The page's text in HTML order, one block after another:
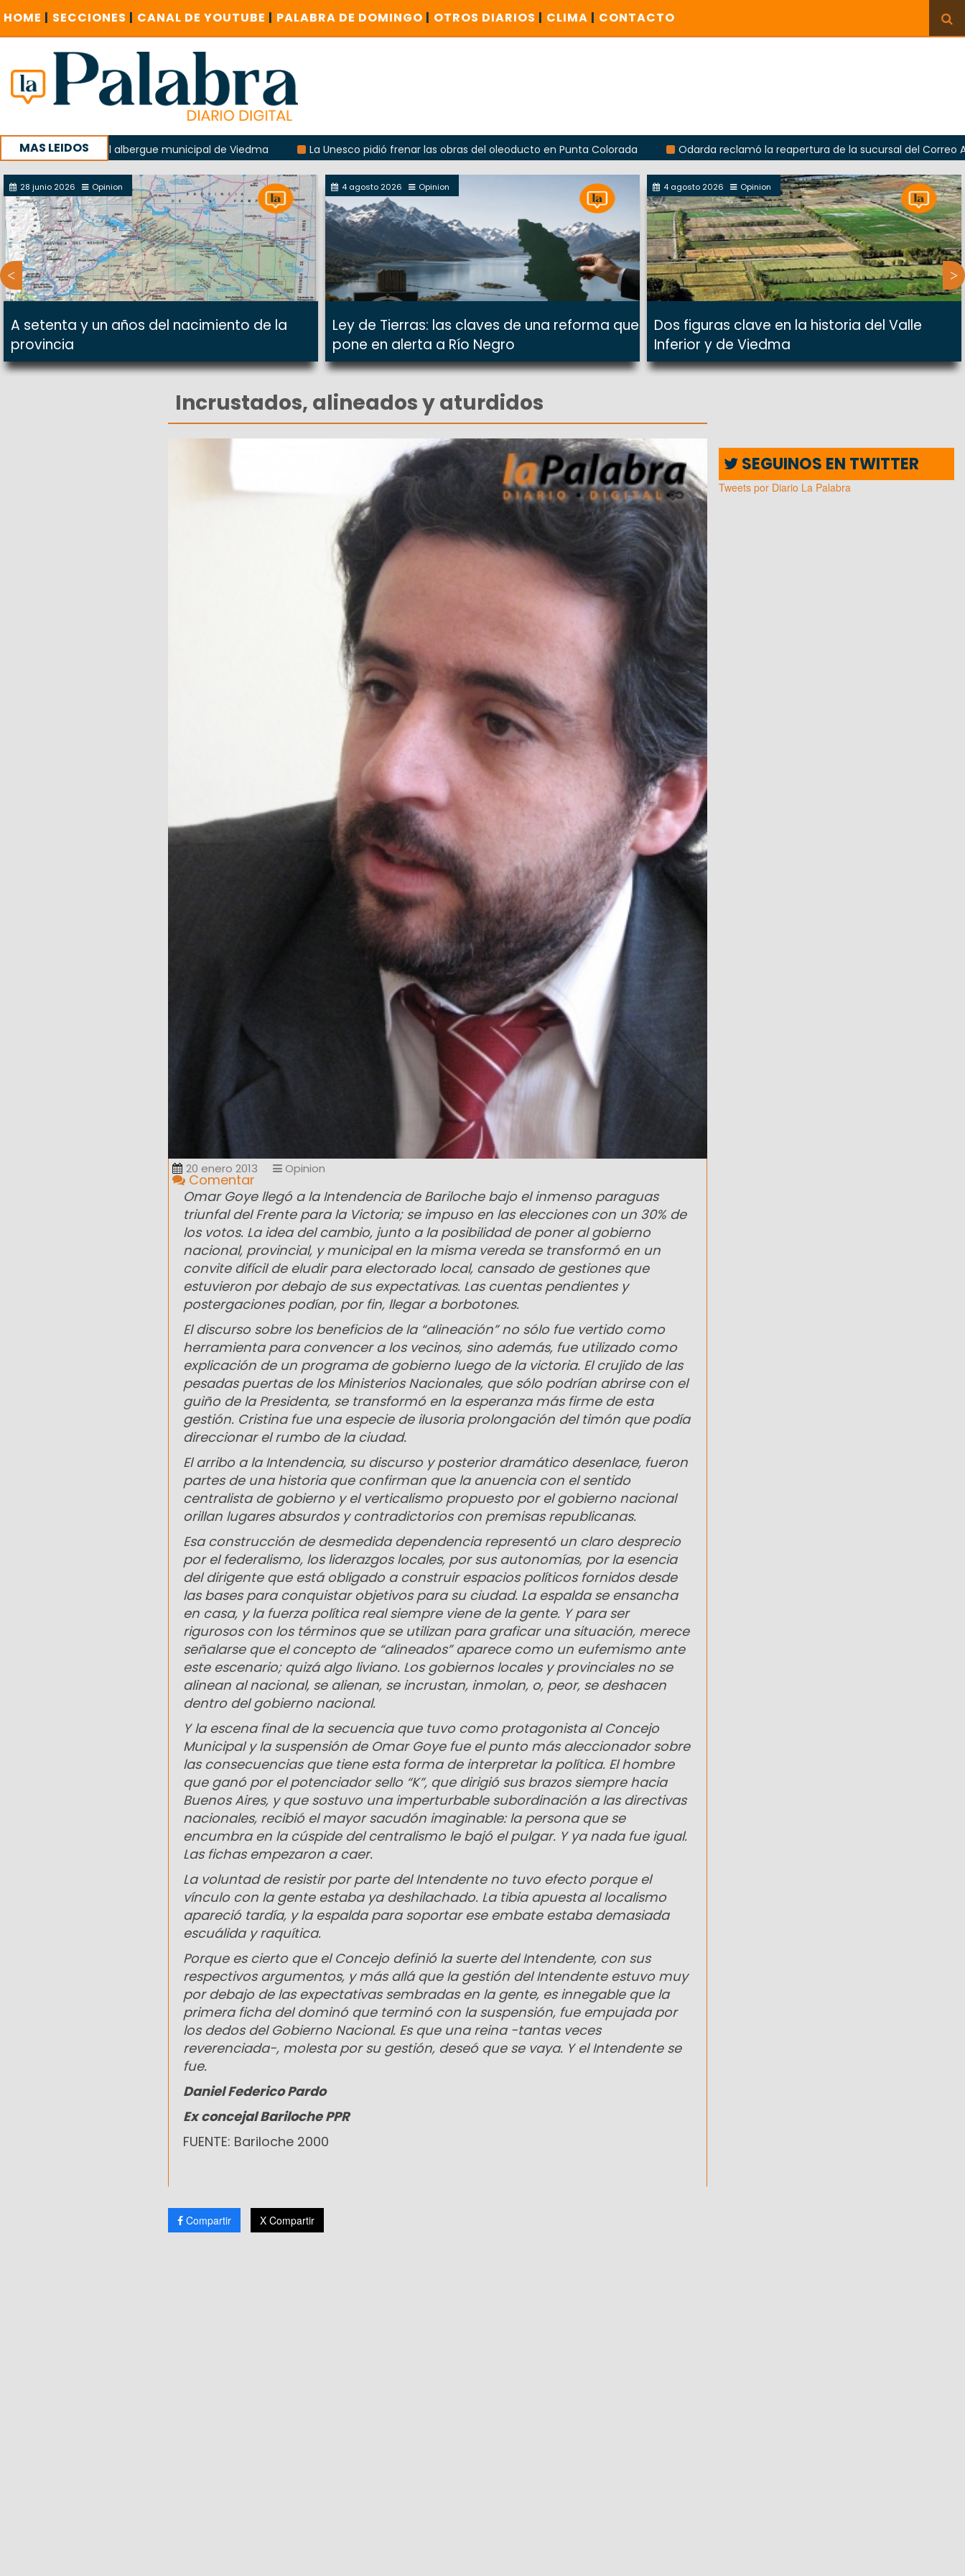
HOME | SECCIONES | CANAL DE YOUTUBE | PALABRA DE DOMINGO | OTROS DIARIOS | CLIMA | CONTACTO
MAS LEIDOS
del albergue municipal de Viedma La Unesco pidió frenar las obras del oleoducto en Punta Colorada
Odarda reclamó la reapertura de la sucursal del Correo Argentino en
un encuentro provincial en Roca
28 junio 2026 Opinion
A setenta y un años del nacimiento de la
provincia
4 agosto 2026 Opinion
Ley de Tierras: las claves de una reforma que
pone en alerta a Río Negro
4 agosto 2026 Opinion
Dos figuras clave en la historia del Valle
Inferior y de Viedma
Incrustados, alineados y aturdidos
20 enero 2013 Opinion
Comentar
Omar Goye llegó a la Intendencia de Bariloche bajo el inmenso paraguas
triunfal del Frente para la Victoria; se impuso en las elecciones con un 30% de
los votos. La idea del cambio, junto a la posibilidad de poner al gobierno
nacional, provincial, y municipal en la misma vereda se transformó en un
convite difícil de eludir para electorado local, cansado de gestiones que
estuvieron por debajo de sus expectativas. Las cuentas pendientes y
postergaciones podían, por fin, llegar a borbotones.
El discurso sobre los beneficios de la “alineación” no sólo fue vertido como
herramienta para convencer a los vecinos, sino además, fue utilizado como
explicación de un programa de gobierno luego de la victoria. El crujido de las
pesadas puertas de los Ministerios Nacionales, que sólo podrían abrirse con el
guiño de la Presidenta, se transformó en la esperanza más firme de esta
gestión. Cristina fue una especie de ilusoria prolongación del timón que podía
direccionar el rumbo de la ciudad.
El arribo a la Intendencia, su discurso y posterior dramático desenlace, fueron
partes de una historia que confirman que la anuencia con el sentido
centralista de gobierno y el verticalismo propuesto por el gobierno nacional
orillan lugares absurdos y contradictorios con premisas republicanas.
Esa construcción de desmedida dependencia representó un claro desprecio
por el federalismo, los liderazgos locales, por sus autonomías, por la esencia
del dirigente que está obligado a construir espacios políticos fornidos desde
las bases para conquistar objetivos para su ciudad. La espalda se ensancha
en casa, y la fuerza política real siempre viene de la gente. Y para ser
rigurosos con los términos que se utilizan para graficar una situación, merece
señalarse que el concepto de “alineados” aparece como un eufemismo ante
este escenario; quizá algo liviano. Los gobiernos locales y provinciales no se
alinean al nacional, se alienan, se incrustan, inmolan, o, peor, se deshacen
dentro del gobierno nacional.
Y la escena final de la secuencia que tuvo como protagonista al Concejo
Municipal y la suspensión de Omar Goye fue el punto más aleccionador sobre
las consecuencias que tiene esta forma de interpretar la política. El hombre
que ganó por el potenciador sello “K”, que dirigió sus brazos siempre hacia
Buenos Aires, y que sostuvo una imperturbable subordinación a las directivas
nacionales, recibió el mayor sacudón imaginable: la persona que se
encumbra en la cúspide del centralismo le bajó el pulgar. Y ya nada fue igual.
Las fichas empezaron a caer.
La voluntad de resistir por parte del Intendente no tuvo efecto porque el
vínculo con la gente estaba ya deshilachado. La tibia apuesta al localismo
apareció tardía, y la espalda para soportar ese embate estaba demasiada
escuálida y raquítica.
Porque es cierto que el Concejo definió la suerte del Intendente, con sus
respectivos argumentos, y más allá que la gestión del Intendente estuvo muy
por debajo de las expectativas sembradas en la gente, es innegable que la
primera ficha del dominó que terminó con la suspensión, fue empujada por
los dedos del Gobierno Nacional. Es que una reina -tantas veces
reverenciada-, molesta por su gestión, deseó que se vaya. Y el Intendente se
fue.
Daniel Federico Pardo
Ex concejal Bariloche PPR
FUENTE: Bariloche 2000
Compartir X Compartir
SEGUINOS EN TWITTER
Tweets por Diario La Palabra